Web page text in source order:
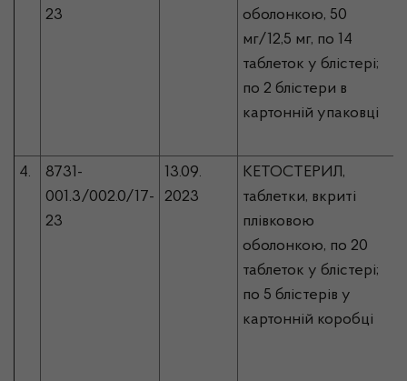
23
оболонкою, 50
мг/12,5 мг, по 14
таблеток у блістері;
по 2 блістери в
картонній упаковці
4.
8731-
001.3/002.0/17-
23
13.09.
2023
КЕТОСТЕРИЛ,
таблетки, вкриті
плівковою
оболонкою, по 20
таблеток у блістері;
по 5 блістерів у
картонній коробці